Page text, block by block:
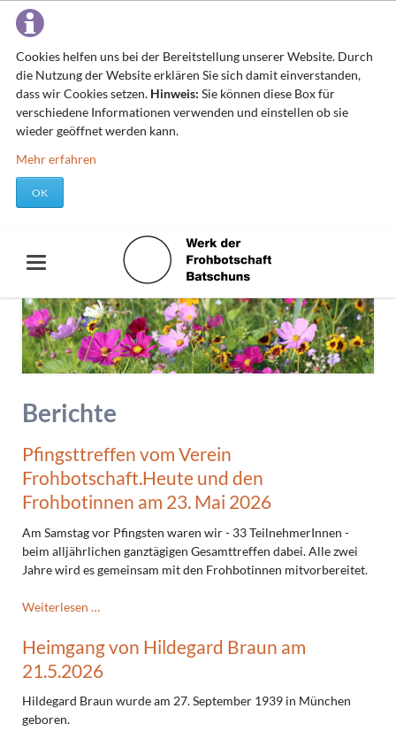
Cookies helfen uns bei der Bereitstellung unserer Website. Durch
die Nutzung der Website erklären Sie sich damit einverstanden,
dass wir Cookies setzen. Hinweis: Sie können diese Box für
verschiedene Informationen verwenden und einstellen ob sie
wieder geöffnet werden kann.
Mehr erfahren
OK
Berichte
Pfingsttreffen vom Verein
Frohbotschaft.Heute und den
Frohbotinnen am 23. Mai 2026
Am Samstag vor Pfingsten waren wir - 33 TeilnehmerInnen -
beim alljährlichen ganztägigen Gesamttreffen dabei. Alle zwei
Jahre wird es gemeinsam mit den Frohbotinnen mitvorbereitet.
Weiterlesen …
Verein
Frohbotschaft.Heute
und
den
Heimgang von Hildegard Braun am
21.5.2026
Hildegard Braun wurde am 27. September 1939 in München
geboren.